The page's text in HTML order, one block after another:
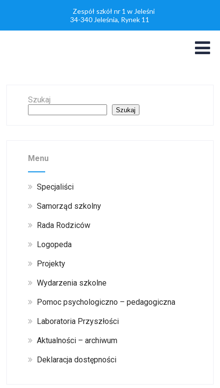
Zespół szkół nr 1 w Jeleśni
34-340 Jeleśnia, Rynek 11
Szukaj
Szukaj
Menu
Specjaliści
Samorząd szkolny
Rada Rodziców
Logopeda
Projekty
Wydarzenia szkolne
Pomoc psychologiczno – pedagogiczna
Laboratoria Przyszłości
Aktualności – archiwum
Deklaracja dostępności